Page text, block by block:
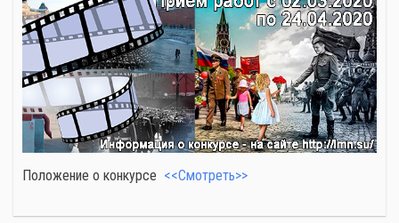
Положение о конкурсе <<Смотреть>>